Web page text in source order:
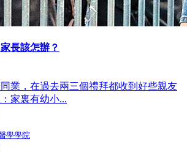
長該怎辦？
業，在過去兩三個禮拜都收到好些親友
家裏有幼小...
學學院